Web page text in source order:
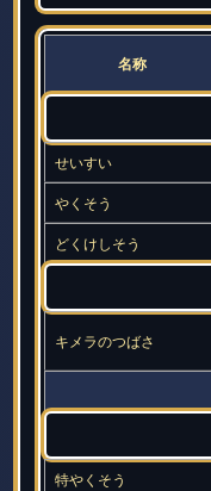
名称
せいすい
やくそう
どくけしそう
キメラのつばさ
特やくそう